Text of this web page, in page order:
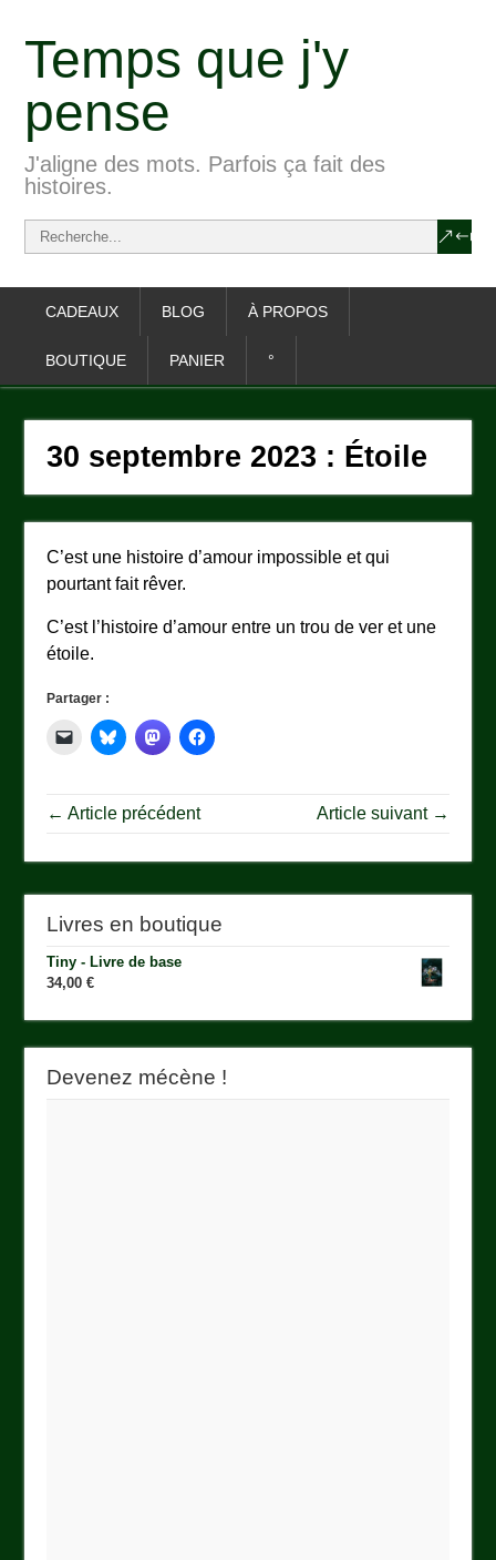
Temps que j'y
pense
J'aligne des mots. Parfois ça fait des
histoires.
CADEAUX BLOG À PROPOS
BOUTIQUE PANIER °
30 septembre 2023 : Étoile
C’est une histoire d’amour impossible et qui
pourtant fait rêver.
C’est l’histoire d’amour entre un trou de ver et une
étoile.
Partager :
← Article précédent Article suivant →
Livres en boutique
Tiny - Livre de base
34,00€
Devenez mécène !